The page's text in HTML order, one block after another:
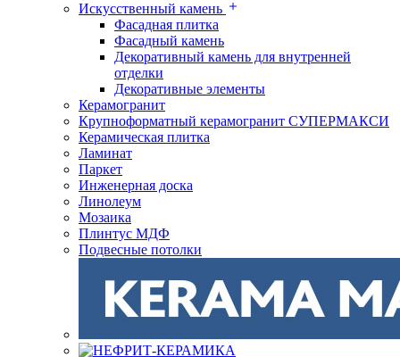
Искусственный камень
Фасадная плитка
Фасадный камень
Декоративный камень для внутренней
отделки
Декоративные элементы
Керамогранит
Крупноформатный керамогранит СУПЕРМАКСИ
Керамическая плитка
Ламинат
Паркет
Инженерная доска
Линолеум
Мозаика
Плинтус МДФ
Подвесные потолки